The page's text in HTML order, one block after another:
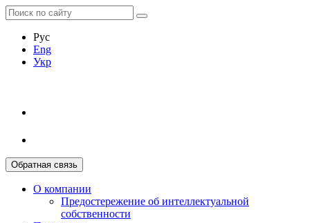
Рус
Eng
Укр
Обратная связь
О компании
Предостережение об интеллектуальной
собственности